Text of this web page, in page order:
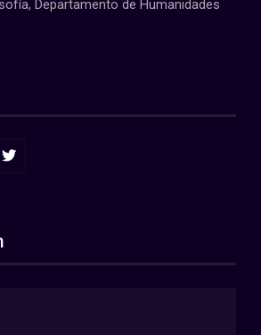
Departamento de Humanidades